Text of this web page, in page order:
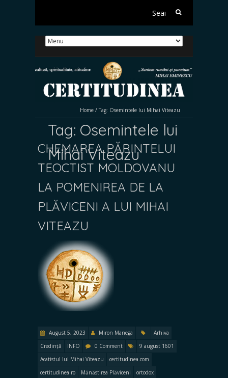
Search
Home / Tag: Osemintele lui Mihai Viteazu
Tag: Osemintele lui
Mihai Viteazu
CHEMAREA PĂRINTELUI
TEOCTIST MOLDOVANU
LA POMENIREA DE LA
PLĂVICENI A LUI MIHAI
VITEAZU
August 5, 2023 Miron Manega
Arhiva
Credință
INFO 0 Comment
9 august 1601
Acatistul lui Mihai Viteazu
certitudinea.com
certitudinea.ro
Mănăstirea Plăviceni
ortodox